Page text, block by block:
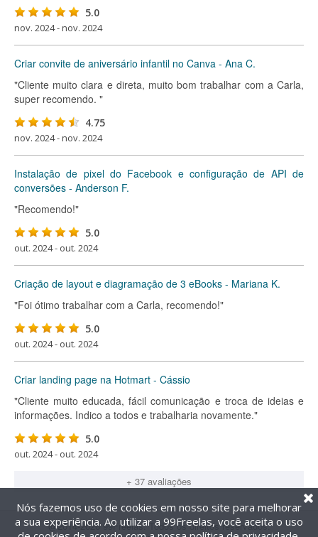
5.0
nov. 2024 - nov. 2024
Criar convite de aniversário infantil no Canva - Ana C.
"Cliente muito clara e direta, muito bom trabalhar com a Carla,
super recomendo. "
4.75
nov. 2024 - nov. 2024
Instalação de pixel do Facebook e configuração de API de
conversões - Anderson F.
"Recomendo!"
5.0
out. 2024 - out. 2024
Criação de layout e diagramação de 3 eBooks - Mariana K.
"Foi ótimo trabalhar com a Carla, recomendo!"
5.0
out. 2024 - out. 2024
Criar landing page na Hotmart - Cássio
"Cliente muito educada, fácil comunicação e troca de ideias e
informações. Indico a todos e trabalharia novamente."
5.0
out. 2024 - out. 2024
+ 37 avaliações
@2014-2026 99Freelas. Todos os direitos reservados.
Nós fazemos uso de cookies em nosso site para melhorar
a sua experiência. Ao utilizar a 99Freelas, você aceita o uso